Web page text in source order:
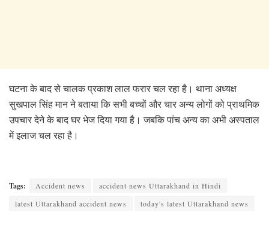
घटना के बाद से चालक प्रकाश लाल फरार चल रहा है। थाना अध्यक्ष
सुखपाल सिंह मान ने बताया कि सभी बच्चों और चार अन्य लोगों को प्राथमिक
उपचार देने के बाद घर भेज दिया गया है। जबकि पांच अन्य का अभी अस्पताल
में इलाज चल रहा है।
Tags: Accident news
accident news Uttarakhand in Hindi
latest Uttarakhand accident news
today's latest Uttarakhand news